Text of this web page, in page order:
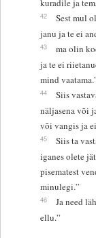
42
Sest mul
janu ja te ei
43
ma olin
ja te ei
mind
44
Siis
näljasena või
või vangis ja
45
Siis ta
iganes olete
pisematest
minulegi.”
46
Ja need
ellu.”